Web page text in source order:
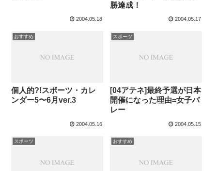
2004.05.18
勝達成！
2004.05.17
おすすめ
個人的?!スポーツ・カレ
ンダー5〜6月ver.3
2004.05.16
スポーツ
[04アテネ]最終予選が日本
開催になった理由=女子バ
レー
2004.05.15
スポーツ おすすめ